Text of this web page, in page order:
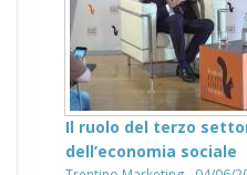
Il ruolo del terzo
dell’economia sociale